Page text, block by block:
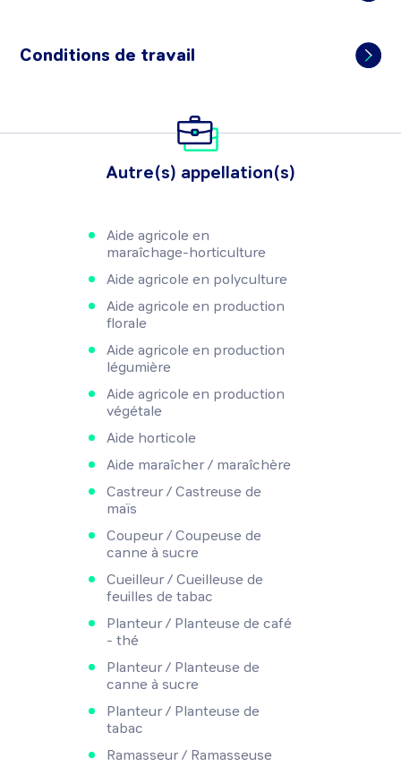
Conditions de travail
Autre(s) appellation(s)
Aide agricole en
maraîchage-horticulture
Aide agricole en polyculture
Aide agricole en production
florale
Aide agricole en production
légumière
Aide agricole en production
végétale
Aide horticole
Aide maraîcher / maraîchère
Castreur / Castreuse de
maïs
Coupeur / Coupeuse de
canne à sucre
Cueilleur / Cueilleuse de
feuilles de tabac
Planteur / Planteuse de café
- thé
Planteur / Planteuse de
canne à sucre
Planteur / Planteuse de
tabac
Ramasseur / Ramasseuse